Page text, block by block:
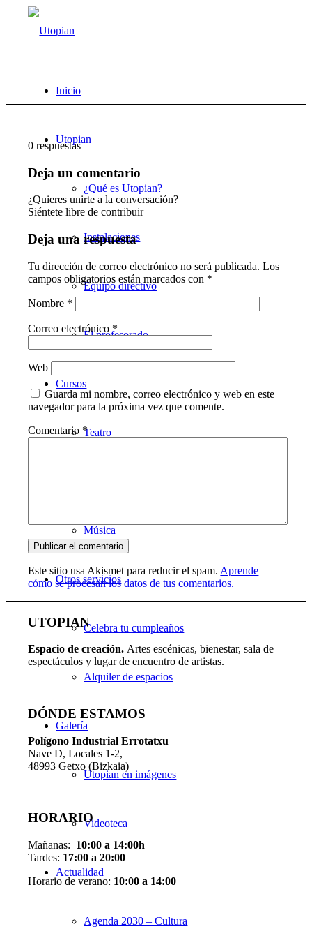
Inicio
Utopian
¿Qué es Utopian?
Instalaciones
Equipo directivo
El profesorado
Cursos
Teatro
Música
Otros servicios
Celebra tu cumpleaños
Alquiler de espacios
Galería
Utopian en imágenes
Videoteca
Actualidad
Agenda 2030 – Cultura
0 respuestas
Deja un comentario
¿Quieres unirte a la conversación?
Siéntete libre de contribuir
Deja una respuesta
Tu dirección de correo electrónico no será publicada. Los
campos obligatorios están marcados con *
Nombre *
Correo electrónico*
Web
Guarda mi nombre, correo electrónico y web en este
navegador para la próxima vez que comente.
Comentario *
Este sitio usa Akismet para reducir el spam. Aprende
cómo se procesan los datos de tus comentarios.
UTOPIAN
Espacio de creación. Artes escénicas, bienestar, sala de
espectáculos y lugar de encuentro de artistas.
DÓNDE ESTAMOS
Polígono Industrial Errotatxu
Nave D, Locales 1-2,
48993 Getxo (Bizkaia)
HORARIO
Mañanas: 10:00 a 14:00h
Tardes: 17:00 a 20:00
Horario de verano: 10:00 a 14:00